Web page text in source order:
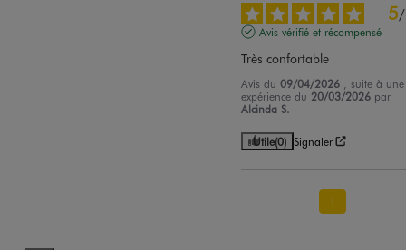
5/
Avis vérifié et récompensé
Très confortable
Avis du09/04/2026 , suite à une
expérience du 20/03/2026 par
Alcinda S.
Utile(0) Signaler
1